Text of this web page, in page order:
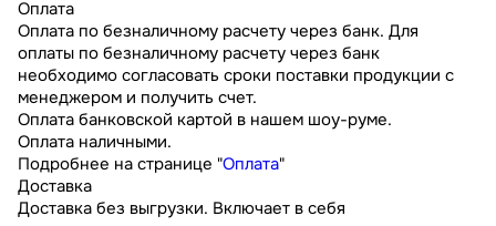
Оплата
Оплата по безналичному расчету через банк. Для
оплаты по безналичному расчету через банк
необходимо согласовать сроки поставки продукции с
менеджером и получить счет.
Оплата банковской картой в нашем шоу-руме.
Оплата наличными.
Подробнее на странице "Оплата"
Доставка
Доставка без выгрузки. Включает в себя